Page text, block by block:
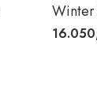
Winter
Kettle